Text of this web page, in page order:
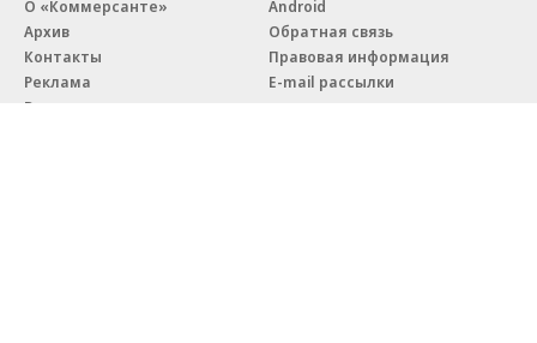
О «Коммерсанте»
Архив
Контакты
Реклама
Вакансии
Android
Обратная связь
Правовая информация
E-mail рассылки